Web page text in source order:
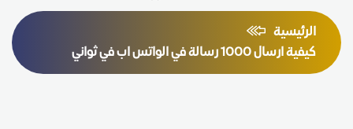
الرئيسية
كيفية ارسال 1000 رسالة في الواتس اب في ثواني